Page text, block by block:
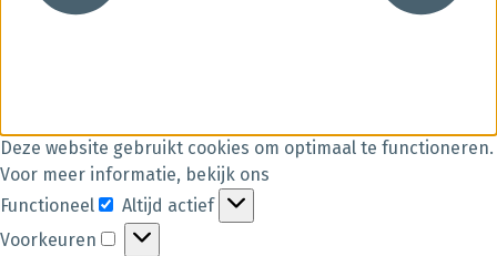
Deze website gebruikt cookies om optimaal te functioneren.
Voor meer informatie, bekijk ons
Functioneel
Altijd actief
Voorkeuren